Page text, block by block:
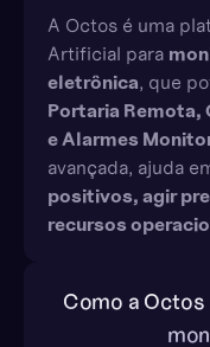
A Octos é uma
Artificial para
eletrônica, que
Portaria Remota,
e Alarmes
avançada, ajuda
positivos, agir
recursos
Como a